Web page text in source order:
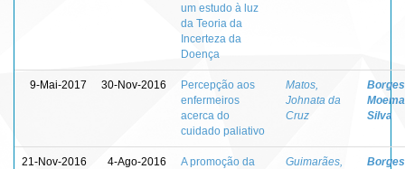
um estudo à luz
da Teoria da
Incerteza da
Doença
9-Mai-2017 30-Nov-2016
Percepção aos
enfermeiros
acerca do
cuidado paliativo
Matos,
Johnata da
Cruz
Silva
21-Nov-2016 4-Ago-2016
A promoção da
Guimarães,